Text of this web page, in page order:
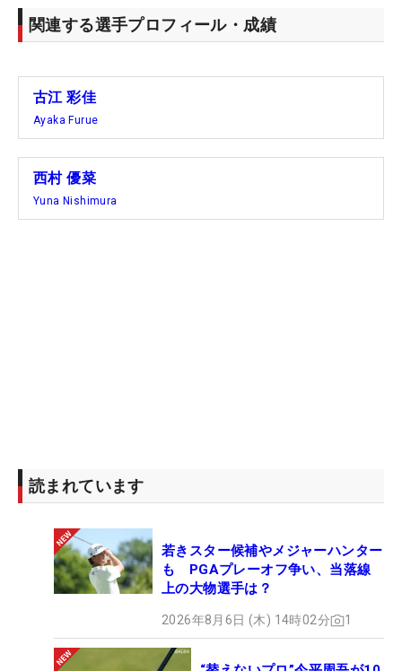
古江。「彼女の良いゴルフに引っ張られながら、自
分も自信を持ってプレーしたい」と西村。ダブルス
関連する選手プロフィール・成績
古江 彩佳
Ayaka Furue
西村 優菜
Yuna Nishimura
読まれています
若きスター候補やメジャーハンター
も PGAプレーオフ争い、当落線
上の大物選手は？
2026年8月6日 (木) 14時02分 1